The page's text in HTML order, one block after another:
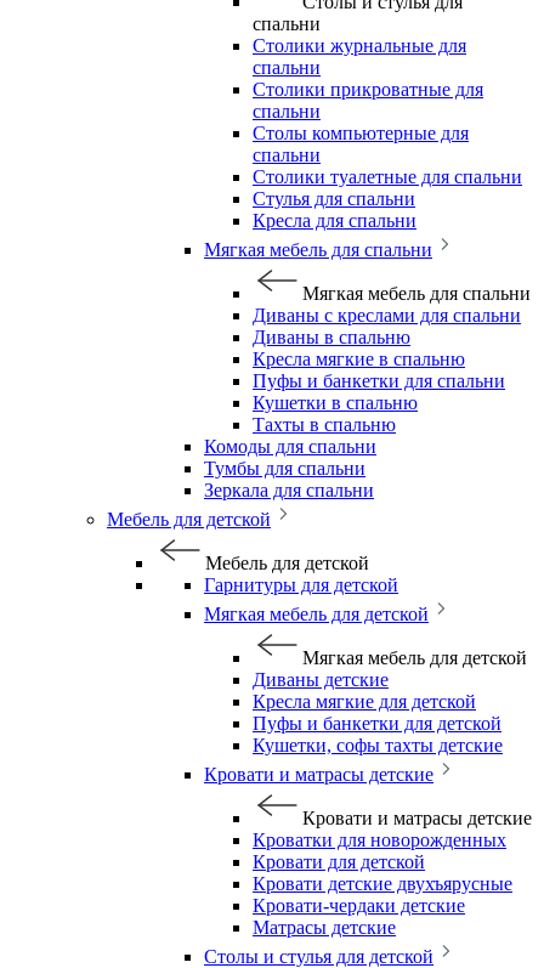
спальни
Столики журнальные для
спальни
Столики прикроватные для
спальни
Столы компьютерные для
спальни
Столики туалетные для спальни
Стулья для спальни
Кресла для спальни
Мягкая мебель для спальни
Мягкая мебель для спальни
Диваны с креслами для спальни
Диваны в спальню
Кресла мягкие в спальню
Пуфы и банкетки для спальни
Кушетки в спальню
Тахты в спальню
Комоды для спальни
Тумбы для спальни
Зеркала для спальни
Мебель для детской
Мебель для детской
Гарнитуры для детской
Мягкая мебель для детской
Мягкая мебель для детской
Диваны детские
Кресла мягкие для детской
Пуфы и банкетки для детской
Кушетки, софы тахты детские
Кровати и матрасы детские
Кровати и матрасы детские
Кроватки для новорожденных
Кровати для детской
Кровати детские двухъярусные
Кровати-чердаки детские
Матрасы детские
Столы и стулья для детской